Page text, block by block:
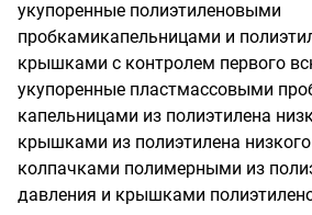
укупоренные полиэтиленовыми
пробкамикапельницами и
крышками с контролем первого
укупоренные пластмассовыми
капельницами из полиэтилена
крышками из полиэтилена
колпачками полимерными из
давления и крышками